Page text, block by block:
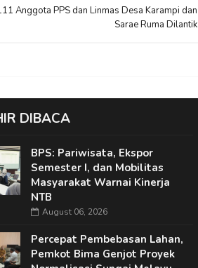
Anggota PPS dan Linmas Desa Karampi dan
Sarae Ruma Dilantik
DIBACA
BPS: Pariwisata, Ekspor
Semester I, dan Mobilitas
Masyarakat Warnai Kinerja
NTB
August 06, 2026
Percepat Pembebasan Lahan,
Pemkot Bima Genjot Proyek